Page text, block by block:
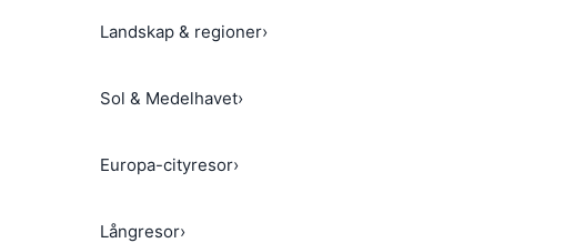
Landskap & regioner›
Sol & Medelhavet›
Europa-cityresor›
Långresor›